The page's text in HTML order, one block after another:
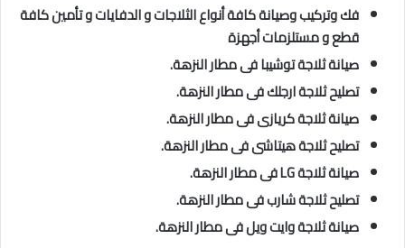
فك وتركيب وصيانة كافة أنواع الثلاجات و الدفايات و تأمين كافة
قطع و مستلزمات أجهزة
صيانة ثلاجة توشيبا فى مطار النزهة.
تصليح ثلاجة ارجلك فى مطار النزهة.
صيانة ثلاجة كريازى فى مطار النزهة.
تصليحثلاجة هيتاشى فى مطار النزهة.
صيانة ثلاجة LG فى مطار النزهة.
تصليحثلاجة شارب فى مطار النزهة.
صيانة ثلاجة وايت ويل فى مطار النزهة.